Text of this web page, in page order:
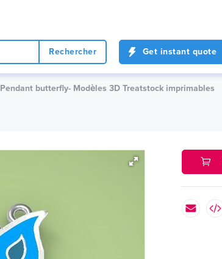
Rechercher Get instant quote
Pendant butterfly- Modèles 3D Treatstock imprimables